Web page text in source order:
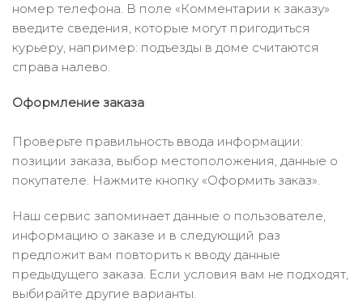
номер телефона. В поле «Комментарии к заказу»
введите сведения, которые могут пригодиться
курьеру, например: подъезды в доме считаются
справа налево.
Оформление заказа
Проверьте правильность ввода информации:
позиции заказа, выбор местоположения, данные о
покупателе. Нажмите кнопку «Оформить заказ».
Наш сервис запоминает данные о пользователе,
информацию о заказе и в следующий раз
предложит вам повторить к вводу данные
предыдущего заказа. Если условия вам не подходят,
выбирайте другие варианты.